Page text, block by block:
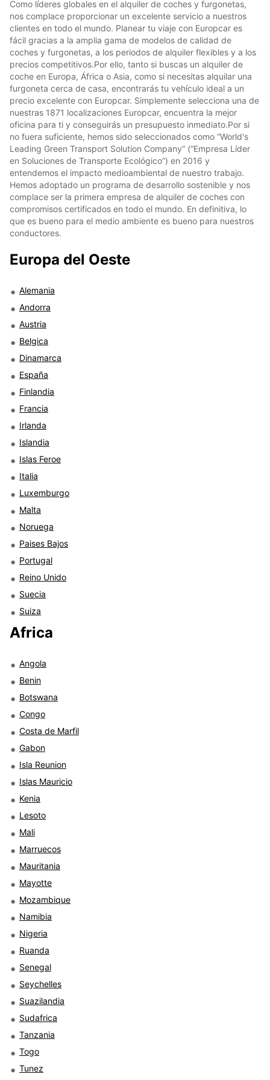
Como líderes globales en el alquiler de coches y furgonetas,
nos complace proporcionar un excelente servicio a nuestros
clientes en todo el mundo. Planear tu viaje con Europcar es
fácil gracias a la amplia gama de modelos de calidad de
coches y furgonetas, a los periodos de alquiler flexibles y a los
precios competitivos.Por ello, tanto si buscas un alquiler de
coche en Europa, África o Asia, como si necesitas alquilar una
furgoneta cerca de casa, encontrarás tu vehículo ideal a un
precio excelente con Europcar. Simplemente selecciona una de
nuestras 1871 localizaciones Europcar, encuentra la mejor
oficina para ti y conseguirás un presupuesto inmediato.Por si
no fuera suficiente, hemos sido seleccionados como “World's
Leading Green Transport Solution Company” (“Empresa Líder
en Soluciones de Transporte Ecológico”) en 2016 y
entendemos el impacto medioambiental de nuestro trabajo.
Hemos adoptado un programa de desarrollo sostenible y nos
complace ser la primera empresa de alquiler de coches con
compromisos certificados en todo el mundo. En definitiva, lo
que es bueno para el medio ambiente es bueno para nuestros
conductores.
Europa del Oeste
Alemania
Andorra
Austria
Belgica
Dinamarca
España
Finlandia
Francia
Irlanda
Islandia
Islas Feroe
Italia
Luxemburgo
Malta
Noruega
Paises Bajos
Portugal
Reino Unido
Suecia
Suiza
Africa
Angola
Benin
Botswana
Congo
Costa de Marfil
Gabon
Isla Reunion
Islas Mauricio
Kenia
Lesoto
Mali
Marruecos
Mauritania
Mayotte
Mozambique
Namibia
Nigeria
Ruanda
Senegal
Seychelles
Suazilandia
Sudafrica
Tanzania
Togo
Tunez